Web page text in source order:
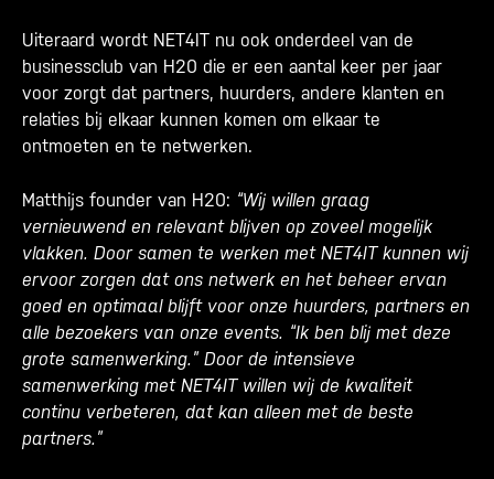
Uiteraard wordt NET4IT nu ook onderdeel van de
businessclub van H20 die er een aantal keer per jaar
voor zorgt dat partners, huurders, andere klanten en
relaties bij elkaar kunnen komen om elkaar te
ontmoeten en te netwerken.
Matthijs founder van H20: “Wij willen graag
vernieuwend en relevant blijven op zoveel mogelijk
vlakken. Door samen te werken met NET4IT kunnen wij
ervoor zorgen dat ons netwerk en het beheer ervan
goed en optimaal blijft voor onze huurders, partners en
alle bezoekers van onze events. “Ik ben blij met deze
grote samenwerking.” Door de intensieve
samenwerking met NET4IT willen wij de kwaliteit
continu verbeteren, dat kan alleen met de beste
partners.”